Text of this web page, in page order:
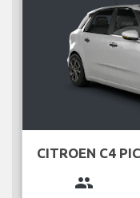
CITROEN C4
group